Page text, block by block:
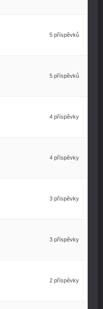
5 příspěvků
5 příspěvků
4 příspěvky
4 příspěvky
3 příspěvky
3 příspěvky
2 příspěvky